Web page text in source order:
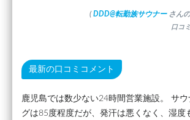
( DDD@転勤族サウナー さん
口コ
最新の口コミコメント
鹿児島では数少ない24時間営業施設。 サ
グは85度程度だが、発汗は悪くなく、湿度